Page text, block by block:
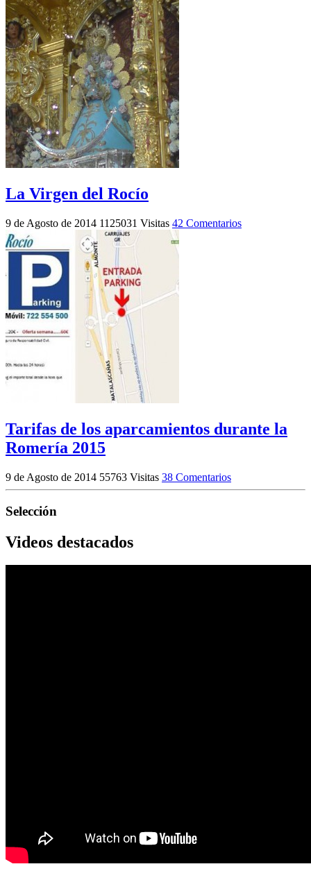
La Virgen del Rocío
9 de Agosto de 2014 1125031 Visitas 42 Comentarios
Tarifas de los aparcamientos durante la
Romería 2015
9 de Agosto de 2014 55763 Visitas 38 Comentarios
Selección
Videos destacados